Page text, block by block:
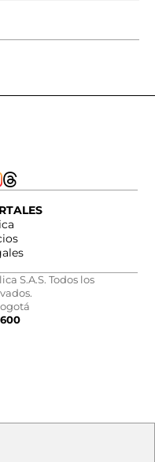
S.A.S. Todos los